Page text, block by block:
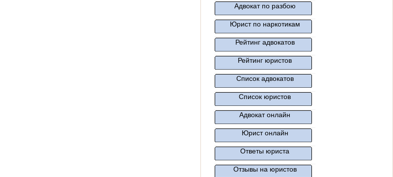
Адвокат по разбою
Юрист по наркотикам
Рейтинг адвокатов
Рейтинг юристов
Список адвокатов
Список юристов
Адвокат онлайн
Юрист онлайн
Ответы юриста
Отзывы на юристов